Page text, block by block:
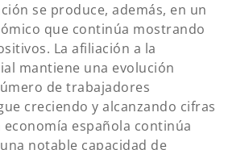
se produce, además, en un
que continúa mostrando
La afiliación a la
mantiene una evolución
de trabajadores
creciendo y alcanzando cifras
española continúa
notable capacidad de